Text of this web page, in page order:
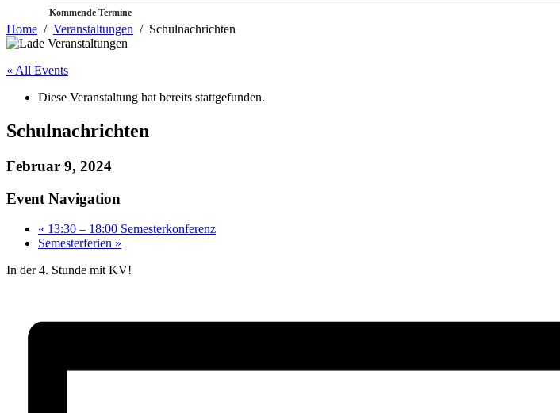
Kommende Termine
Home Veranstaltungen Schulnachrichten
« All Events
Diese Veranstaltung hat bereits stattgefunden.
Schulnachrichten
Februar 9, 2024
Event Navigation
« 13:30 – 18:00 Semesterkonferenz
Semesterferien »
In der 4. Stunde mit KV!